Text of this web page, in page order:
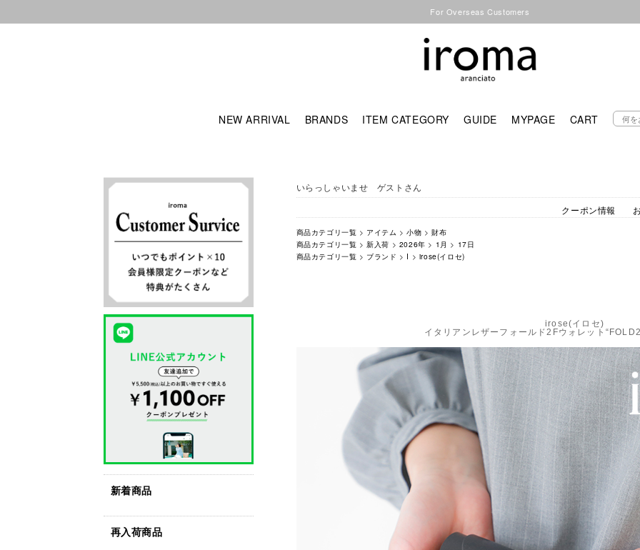
For Overseas Customers
NEW ARRIVAL BRANDS ITEM CATEGORY GUIDE MYPAGE CART
新着商品
再入荷商品
いらっしゃいませ ゲストさん
クーポン情報
商品カテゴリ一覧 > アイテム >小物 >財布
商品カテゴリ一覧 >新入荷 > 2026年 > 1月 > 17日
商品カテゴリ一覧 > ブランド > I > irose(イロセ)
irose(イロセ)
イタリアンレザーフォールド2Fウォレット